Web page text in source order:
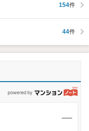
154件
44件